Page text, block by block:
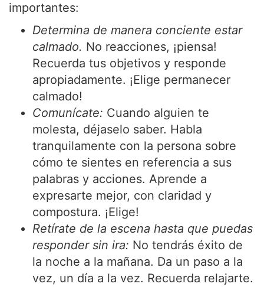
importantes:
Determina de manera conciente estar
calmado. No reacciones, ¡piensa!
Recuerda tus objetivos y responde
apropiadamente. ¡Elige permanecer
calmado!
Comunícate: Cuando alguien te
molesta, déjaselo saber. Habla
tranquilamente con la persona sobre
cómo te sientes en referencia a sus
palabras y acciones. Aprende a
expresarte mejor, con claridad y
compostura. ¡Elige!
Retírate de la escena hasta que puedas
responder sin ira: No tendrás éxito de
la noche a la mañana. Da un paso a la
vez, un día a la vez. Recuerda relajarte.